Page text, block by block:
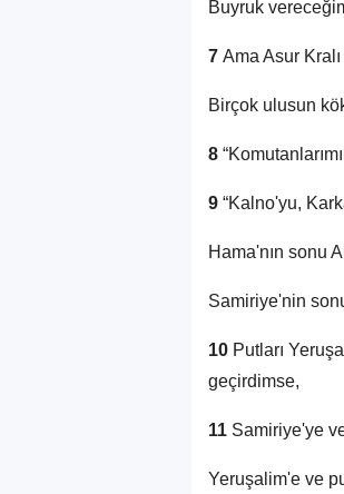
Buyruk
7 Ama Asur
Birçok ulusun
8
9 “Kalno'yu,
Hama'nın sonu
Samiriye'nin
10 Putları
geçirdimse,
11 Samiriye'ye
Yeruşalim'e ve